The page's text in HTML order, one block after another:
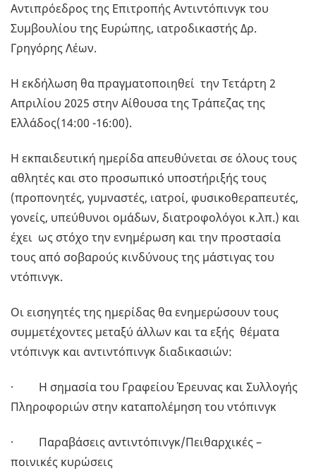
Αντιπρόεδρος της Επιτροπής Αντιντόπινγκ του
Συμβουλίου της Ευρώπης, ιατροδικαστής Δρ.
Γρηγόρης Λέων.
Η εκδήλωση θα πραγματοποιηθεί την Τετάρτη 2
Απριλίου 2025 στην Αίθουσα της Τράπεζας της
Ελλάδος(14:00 -16:00).
Η εκπαιδευτική ημερίδα απευθύνεται σε όλους τους
αθλητές και στο προσωπικό υποστήριξής τους
(προπονητές, γυμναστές, ιατροί, φυσικοθεραπευτές,
γονείς, υπεύθυνοι ομάδων, διατροφολόγοι κ.λπ.) και
έχει ως στόχο την ενημέρωση και την προστασία
τους από σοβαρούς κινδύνους της μάστιγας του
ντόπινγκ.
Οι εισηγητές της ημερίδας θα ενημερώσουν τους
συμμετέχοντες μεταξύ άλλων και τα εξής θέματα
ντόπινγκ και αντιντόπινγκ διαδικασιών:
· Η σημασία του Γραφείου Έρευνας και Συλλογής
Πληροφοριών στην καταπολέμηση του ντόπινγκ
· Παραβάσεις αντιντόπινγκ/Πειθαρχικές –
ποινικές κυρώσεις